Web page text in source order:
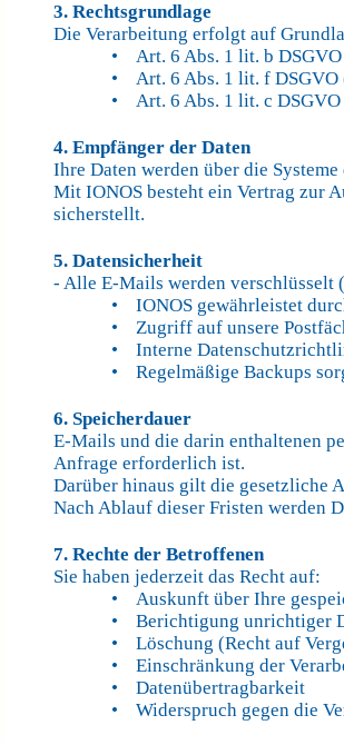
3. Rechtsgrundlage
Die Verarbeitung erfolgt auf
• Art. 6 Abs. 1 lit. b DSGVO
• Art. 6 Abs. 1 lit. f DSGVO
• Art. 6 Abs. 1 lit. c DSGVO
4. Empfänger der Daten
Ihre Daten werden über die Systeme
Mit IONOS besteht ein Vertrag zur
sicherstellt.
5. Datensicherheit
- Alle E-Mails werden verschlüsselt
• IONOS gewährleistet
• Zugriff auf unsere
• Interne
• Regelmäßige Backups
6. Speicherdauer
E-Mails und die darin enthaltenen
Anfrage erforderlich ist.
Darüber hinaus gilt die gesetzliche
Nach Ablauf dieser Fristen werden
7. Rechte der Betroffenen
Sie haben jederzeit das Recht auf:
• Auskunft über Ihre
• Berichtigung unrichtiger
• Löschung (Recht auf
• Einschränkung der
• Datenübertragbarkeit
• Widerspruch gegen die